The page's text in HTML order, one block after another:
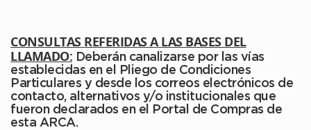
CONSULTAS REFERIDAS A LAS BASES DEL
LLAMADO: Deberán canalizarse por las vías
establecidas en el Pliego de Condiciones
Particulares y desde los correos electrónicos de
contacto, alternativos y/o institucionales que
fueron declarados en el Portal de Compras de
esta ARCA.